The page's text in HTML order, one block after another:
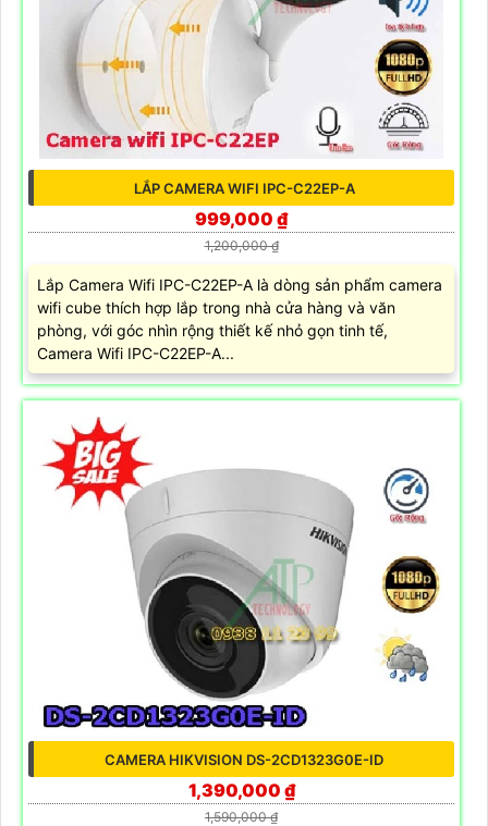
LẮP CAMERA WIFI IPC-C22EP-A
999,000 ₫
1,200,000 ₫
Lắp Camera Wifi IPC-C22EP-A là dòng sản phẩm camera
wifi cube thích hợp lắp trong nhà cửa hàng và văn
phòng, với góc nhìn rộng thiết kế nhỏ gọn tinh tế,
Camera Wifi IPC-C22EP-A...
CAMERA HIKVISION DS-2CD1323G0E-ID
1,390,000 ₫
1,590,000 ₫